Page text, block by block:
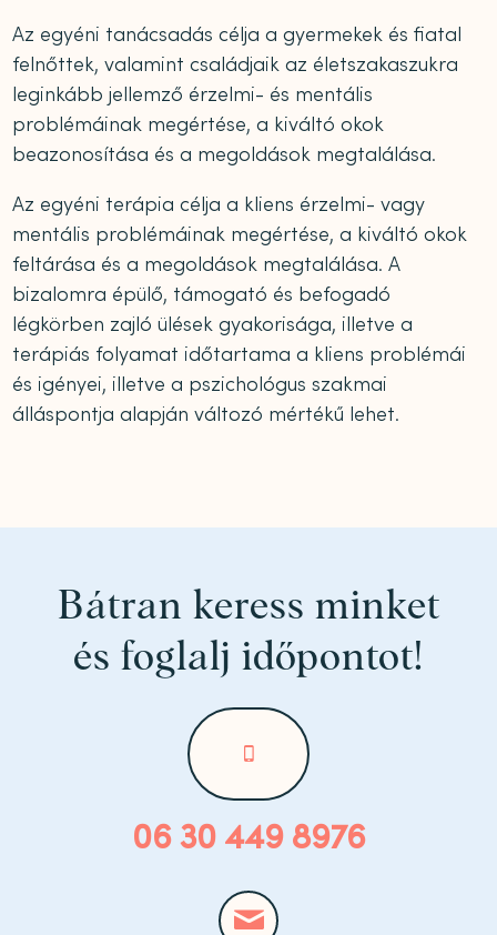
Az egyéni tanácsadás célja a gyermekek és fiatal
felnőttek, valamint családjaik az életszakaszukra
leginkább jellemző érzelmi- és mentális
problémáinak megértése, a kiváltó okok
beazonosítása és a megoldások megtalálása.
Az egyéni terápia célja a kliens érzelmi- vagy
mentális problémáinak megértése, a kiváltó okok
feltárása és a megoldások megtalálása. A
bizalomra épülő, támogató és befogadó
légkörben zajló ülések gyakorisága, illetve a
terápiás folyamat időtartama a kliens problémái
és igényei, illetve a pszichológus szakmai
álláspontja alapján változó mértékű lehet.
Bátran keress minket
és foglalj időpontot!
06 30 449 8976